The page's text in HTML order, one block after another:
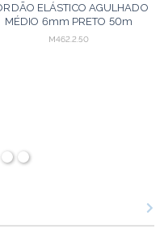
ELÁSTICO AGULHADO
MÉDIO 6mm PRETO 50m
M462.2.50